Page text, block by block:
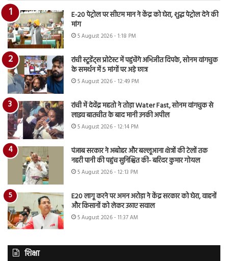
E-20 पेट्रोल पर सीएम मान ने केंद्र को घेरा, शुद्ध पेट्रोल देने की
मांग
5 August 2026 - 1:18 PM
रांची स्टूडेंट्स प्रोटेस्ट में पहुंचेंगे अभिजीत दिपके, सोनम वांगचुक
के समर्थन में 5 मांगों पर अड़े छात्र
5 August 2026 - 12:49 PM
रांची में देवेंद्र महतो ने तोड़ा Water Fast, सोनम वांगचुक से
लाइव बातचीत के बाद मानी उनकी अपील
5 August 2026 - 12:14 PM
पंजाब सरकार ने अबोहर और बल्लूआना क्षेत्रों की टेलों तक
नहरी पानी की पहुंच सुनिश्चित की- बरिंदर कुमार गोयल
5 August 2026 - 12:13 PM
E20 लागू करने पर अमन अरोड़ा ने केंद्र सरकार को घेरा, वाहनों
और किसानों को लेकर उठाए सवाल
5 August 2026 - 11:37 AM
शिक्षा